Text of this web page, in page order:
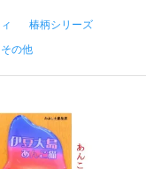
椿柄シリーズ
その他